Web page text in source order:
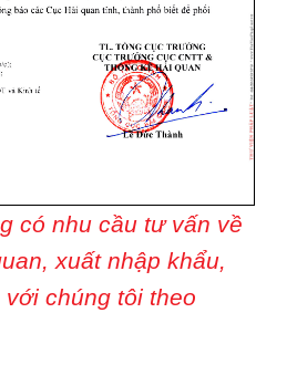
có nhu cầu tư vấn về
xuất nhập khẩu,
chúng tôi theo